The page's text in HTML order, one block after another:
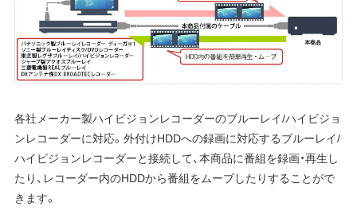
各社メーカー製ハイビジョンレコーダーのブルーレイ/ハイビジョ
ンレコーダーに対応。外付けHDDへの録画に対応するブルーレイ/
ハイビジョンレコーダーと接続して、本商品に番組を録画・再生し
たり、レコーダー内のHDDから番組をムーブしたりすることがで
きます。